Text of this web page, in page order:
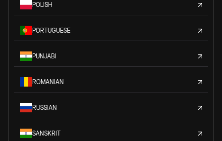
POLISH
PORTUGUESE
PUNJABI
ROMANIAN
RUSSIAN
SANSKRIT